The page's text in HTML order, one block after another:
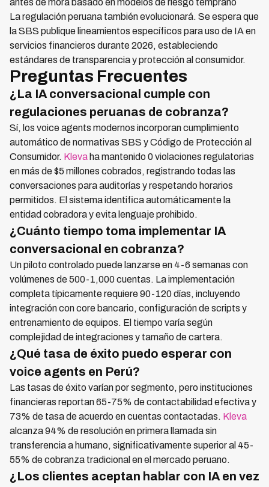
antes de mora basado en modelos de riesgo temprano
La regulación peruana también evolucionará. Se espera que
la SBS publique lineamientos específicos para uso de IA en
servicios financieros durante 2026, estableciendo
estándares de transparencia y protección al consumidor.
Preguntas Frecuentes
¿La IA conversacional cumple con
regulaciones peruanas de cobranza?
Sí, los voice agents modernos incorporan cumplimiento
automático de normativas SBS y Código de Protección al
Consumidor. Kleva ha mantenido 0 violaciones regulatorias
en más de $5 millones cobrados, registrando todas las
conversaciones para auditorías y respetando horarios
permitidos. El sistema identifica automáticamente la
entidad cobradora y evita lenguaje prohibido.
¿Cuánto tiempo toma implementar IA
conversacional en cobranza?
Un piloto controlado puede lanzarse en 4-6 semanas con
volúmenes de 500-1,000 cuentas. La implementación
completa típicamente requiere 90-120 días, incluyendo
integración con core bancario, configuración de scripts y
entrenamiento de equipos. El tiempo varía según
complejidad de integraciones y tamaño de cartera.
¿Qué tasa de éxito puedo esperar con
voice agents en Perú?
Las tasas de éxito varían por segmento, pero instituciones
financieras reportan 65-75% de contactabilidad efectiva y
73% de tasa de acuerdo en cuentas contactadas. Kleva
alcanza 94% de resolución en primera llamada sin
transferencia a humano, significativamente superior al 45-
55% de cobranza tradicional en el mercado peruano.
¿Los clientes aceptan hablar con IA en vez